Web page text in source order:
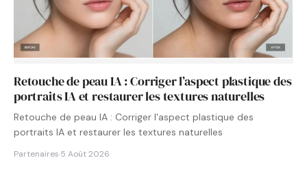
Retouche de peau IA : Corriger l’aspect plastique des
portraits IA et restaurer les textures naturelles
Retouche de peau IA : Corriger l'aspect plastique des
portraits IA et restaurer les textures naturelles
Partenaires·5 Août 2026